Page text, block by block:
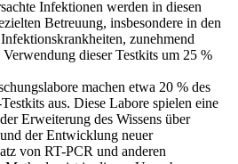
Infektionen werden in diesen
Betreuung, insbesondere in den
zunehmend
dieser Testkits um 25 %
machen etwa 20 % des
aus. Diese Labore spielen eine
Erweiterung des Wissens über
der Entwicklung neuer
von RT-PCR und anderen